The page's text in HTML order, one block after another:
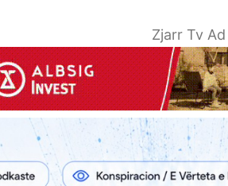
Zjarr Tv Ad